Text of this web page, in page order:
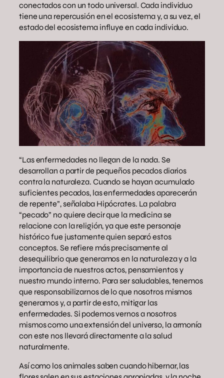
conectados con un todo universal. Cada individuo
tiene una repercusión en el ecosistema y, a su vez, el
estado del ecosistema influye en cada individuo.
“Las enfermedades no llegan de la nada. Se
desarrollan a partir de pequeños pecados diarios
contra la naturaleza. Cuando se hayan acumulado
suficientes pecados, las enfermedades aparecerán
de repente”, señalaba Hipócrates. La palabra
“pecado” no quiere decir que la medicina se
relacione con la religión, ya que este personaje
histórico fue justamente quien separó estos
conceptos. Se refiere más precisamente al
desequilibrio que generamos en la naturaleza y a la
importancia de nuestros actos, pensamientos y
nuestro mundo interno. Para ser saludables, tenemos
que responsabilizarnos de lo que nosotros mismos
generamos y, a partir de esto, mitigar las
enfermedades. Si podemos vernos a nosotros
mismos como una extensión del universo, la armonía
con este nos llevará directamente a la salud
naturalmente.
Así como los animales saben cuando hibernar, las